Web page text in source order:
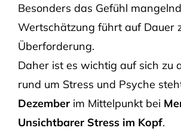
Besonders das Gefühl
Wertschätzung führt auf Dauer
Überforderung.
Daher ist es wichtig auf sich zu
rund um Stress und Psyche
Dezemberim Mittelpunkt bei
Unsichtbarer Stress im Kopf.